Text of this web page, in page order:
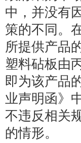
中，并没有
策的不同。
所提供产品
塑料砧板由
即为该产品
业声明函》
不违反相关
的情形。